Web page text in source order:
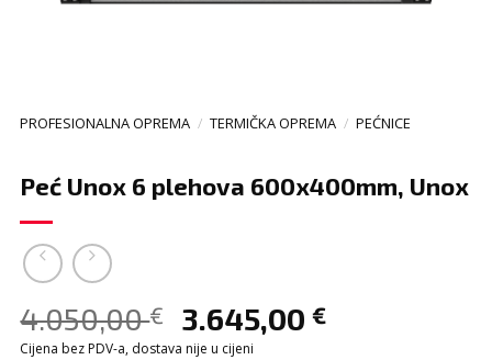
PROFESIONALNA OPREMA / TERMIČKA OPREMA / PEĆNICE
Peć Unox 6 plehova 600x400mm, Unox
4.050,00€ 3.645,00 €
Cijena bez PDV-a, dostava nije u cijeni